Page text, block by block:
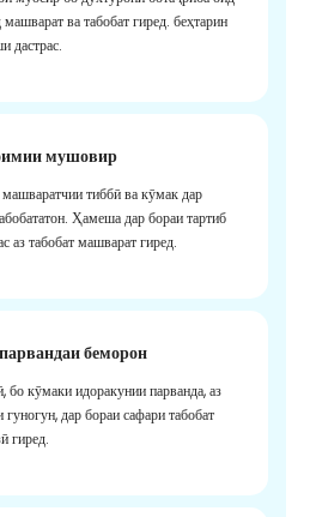
ва табобат гиред. беҳтарин
дастрас.
мушовир
тиббӣ ва кӯмак дар
Ҳамеша дар бораи тартиб
аз табобат машварат гиред.
беморон
кӯмаки идоракунии парванда, аз
дар бораи сафари табобат
гиред.